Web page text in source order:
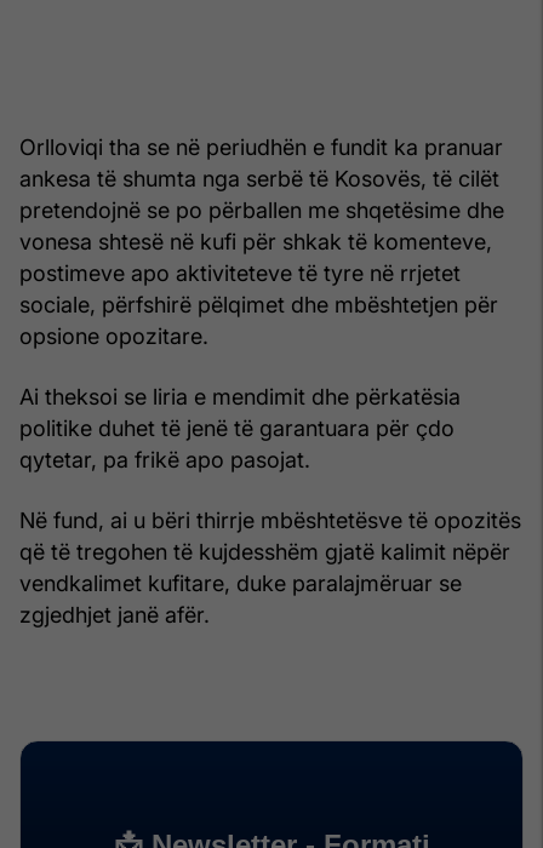
Orlloviqi tha se në periudhën e fundit ka pranuar
ankesa të shumta nga serbë të Kosovës, të cilët
pretendojnë se po përballen me shqetësime dhe
vonesa shtesë në kufi për shkak të komenteve,
postimeve apo aktiviteteve të tyre në rrjetet
sociale, përfshirë pëlqimet dhe mbështetjen për
opsione opozitare.
Ai theksoi se liria e mendimit dhe përkatësia
politike duhet të jenë të garantuara për çdo
qytetar, pa frikë apo pasojat.
Në fund, ai u bëri thirrje mbështetësve të opozitës
që të tregohen të kujdesshëm gjatë kalimit nëpër
vendkalimet kufitare, duke paralajmëruar se
zgjedhjet janë afër.